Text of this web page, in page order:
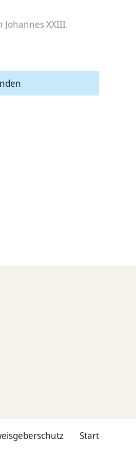
Johannes XXIII.
Start